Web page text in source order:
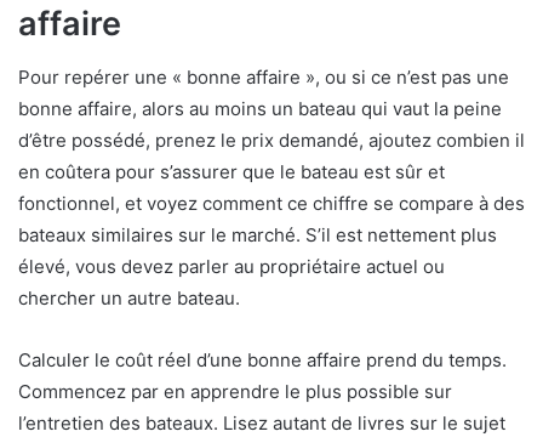
affaire
Pour repérer une « bonne affaire », ou si ce n’est pas une
bonne affaire, alors au moins un bateau qui vaut la peine
d’être possédé, prenez le prix demandé, ajoutez combien il
en coûtera pour s’assurer que le bateau est sûr et
fonctionnel, et voyez comment ce chiffre se compare à des
bateaux similaires sur le marché. S’il est nettement plus
élevé, vous devez parler au propriétaire actuel ou
chercher un autre bateau.
Calculer le coût réel d’une bonne affaire prend du temps.
Commencez par en apprendre le plus possible sur
l’entretien des bateaux. Lisez autant de livres sur le sujet